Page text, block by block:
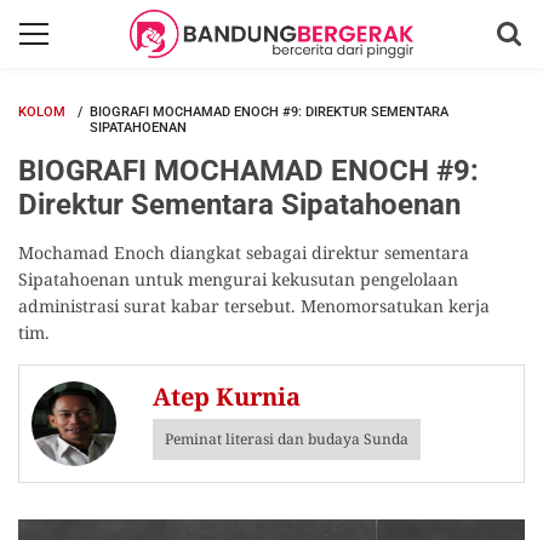
KOLOM
BIOGRAFI MOCHAMAD ENOCH #9: DIREKTUR SEMENTARA
SIPATAHOENAN
BIOGRAFI MOCHAMAD ENOCH #9:
Direktur Sementara Sipatahoenan
Mochamad Enoch diangkat sebagai direktur sementara
Sipatahoenan untuk mengurai kekusutan pengelolaan
administrasi surat kabar tersebut. Menomorsatukan kerja
tim.
Atep Kurnia
Peminat literasi dan budaya Sunda